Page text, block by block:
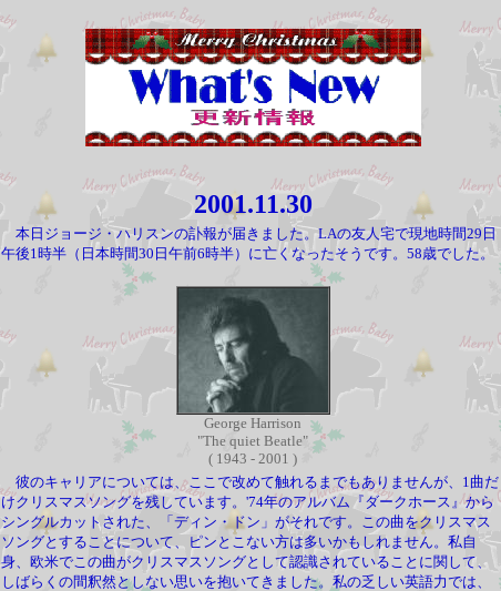
2001.11.30
本日ジョージ・ハリスンの訃報が届きました。LAの友人宅で現地時間29日
午後1時半（日本時間30日午前6時半）に亡くなったそうです。58歳でした。
George Harrison
"The quiet Beatle"
( 1943 - 2001 )
彼のキャリアについては、ここで改めて触れるまでもありませんが、1曲だ
けクリスマスソングを残しています。'74年のアルバム『ダークホース』から
シングルカットされた、「ディン・ドン」がそれです。この曲をクリスマス
ソングとすることについて、ピンとこない方は多いかもしれません。私自
身、欧米でこの曲がクリスマスソングとして認識されていることに関して、
しばらくの間釈然としない思いを抱いてきました。私の乏しい英語力では、